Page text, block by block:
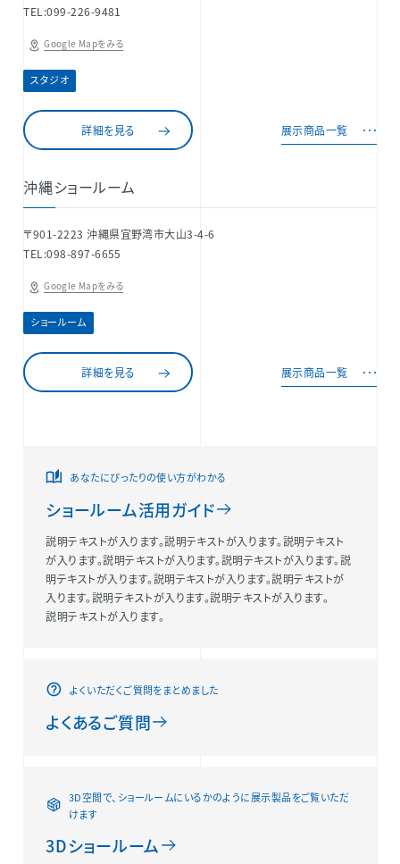
TEL:099-226-9481
Google Mapをみる
スタジオ
詳細を見る 展示商品一覧
沖縄ショールーム
〒901-2223 沖縄県宜野湾市大山3-4-6
TEL:098-897-6655
Google Mapをみる
ショールーム
詳細を見る 展示商品一覧
あなたにぴったりの使い方がわかる
ショールーム活用ガイド
説明テキストが入ります。説明テキストが入ります。説明テキスト
が入ります。説明テキストが入ります。説明テキストが入ります。説
明テキストが入ります。説明テキストが入ります。説明テキストが
入ります。説明テキストが入ります。説明テキストが入ります。
説明テキストが入ります。
よくいただくご質問をまとめました
よくあるご質問
3D空間で、ショールームにいるかのように展示製品をご覧いただ
けます
3Dショールーム